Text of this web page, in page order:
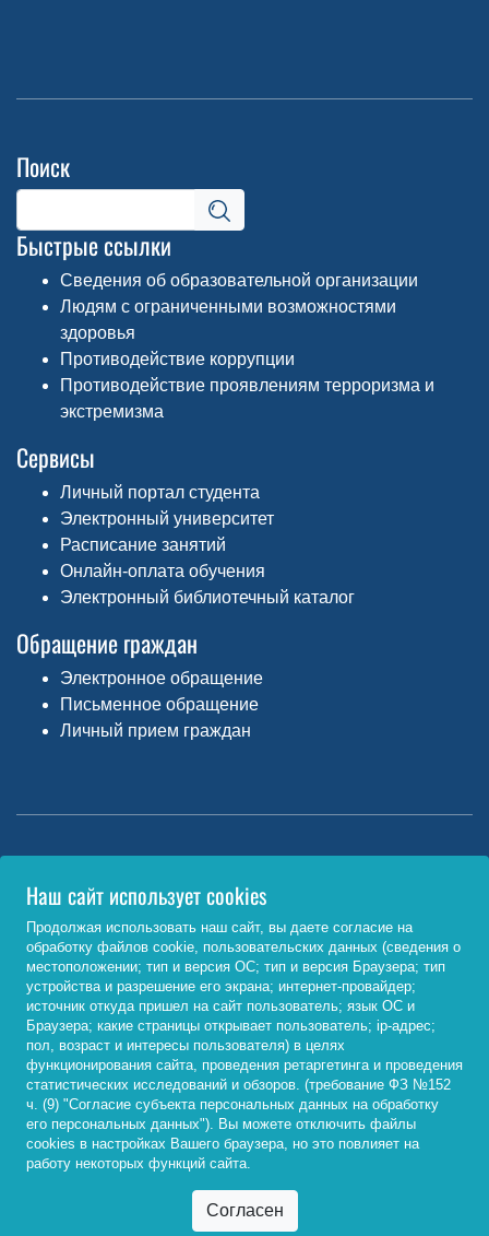
Поиск
Быстрые ссылки
Сведения об образовательной организации
Людям с ограниченными возможностями
здоровья
Противодействие коррупции
Противодействие проявлениям терроризма и
экстремизма
Сервисы
Личный портал студента
Электронный университет
Расписание занятий
Онлайн-оплата обучения
Электронный библиотечный каталог
Обращение граждан
Электронное обращение
Письменное обращение
Личный прием граждан
Министерство науки и высшего образования РФ
http://www.minobrnauki.gov.ru/
Министерство просвещения РФ
https://edu.gov.ru/
Федеральный портал «Российское образование»
http://www.edu.ru/
© 2026, ФГБОУ ВО «Байкальский государственный
университет»
Наш сайт использует cookies
Продолжая использовать наш сайт, вы даете согласие на
обработку файлов cookie, пользовательских данных (сведения о
местоположении; тип и версия ОС; тип и версия Браузера; тип
устройства и разрешение его экрана; интернет-провайдер;
источник откуда пришел на сайт пользователь; язык ОС и
Браузера; какие страницы открывает пользователь; ip-адрес;
пол, возраст и интересы пользователя) в целях
функционирования сайта, проведения ретаргетинга и проведения
статистических исследований и обзоров. (требование ФЗ №152
ч. (9) "Согласие субъекта персональных данных на обработку
его персональных данных"). Вы можете отключить файлы
cookies в настройках Вашего браузера, но это повлияет на
работу некоторых функций сайта.